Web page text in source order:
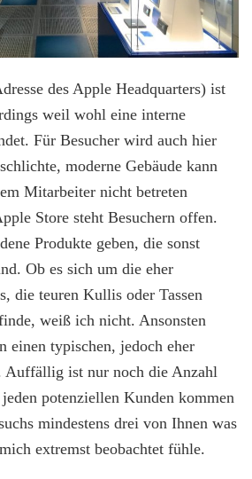
des Apple Headquarters) ist
weil wohl eine interne
Für Besucher wird auch hier
moderne Gebäude kann
Mitarbeiter nicht betreten
Store steht Besuchern offen.
Produkte geben, die sonst
Ob es sich um die eher
die teuren Kullis oder Tassen
weiß ich nicht. Ansonsten
einen typischen, jedoch eher
Auffällig ist nur noch die Anzahl
potenziellen Kunden kommen
mindestens drei von Ihnen was
extremst beobachtet fühle.